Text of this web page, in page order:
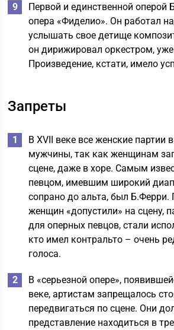
Первой и единственной оперой
опера «Фиделио». Он работал
услышать свое детище
он дирижировал оркестром,
Произведение, кстати, имело
Запреты
В XVII веке все женские партии
мужчины, так как женщинам
сцене, даже в хоре. Самым
певцом, имевшим широкий
сопрано до альта, был Б.Ферри.
женщин «допустили» на сцену,
для оперных певцов, стали
кто имел контральто – очень
голоса.
В «серьезной опере»,
веке, артистам запрещалось
передвигаться по сцене. Они
представление находиться в